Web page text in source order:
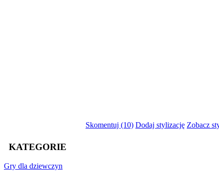
Skomentuj (10) Dodaj stylizację Zobacz
KATEGORIE
Gry dla dziewczyn